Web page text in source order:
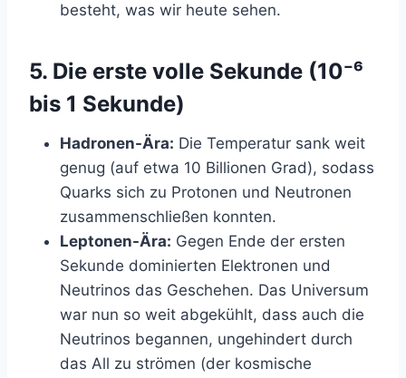
besteht, was wir heute sehen.
5. Die erste volle Sekunde (10⁻⁶
bis 1 Sekunde)
Hadronen-Ära: Die Temperatur sank weit
genug (auf etwa 10 Billionen Grad), sodass
Quarks sich zu Protonen und Neutronen
zusammenschließen konnten.
Leptonen-Ära: Gegen Ende der ersten
Sekunde dominierten Elektronen und
Neutrinos das Geschehen. Das Universum
war nun so weit abgekühlt, dass auch die
Neutrinos begannen, ungehindert durch
das All zu strömen (der kosmische